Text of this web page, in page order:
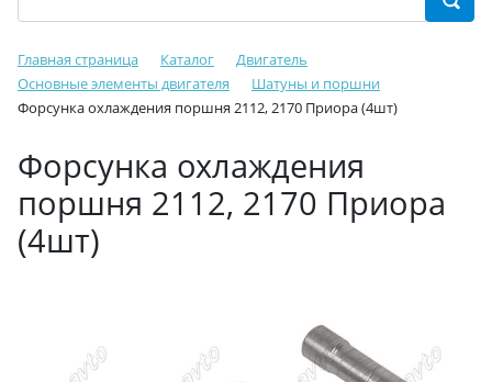
Главная страница Каталог
Двигатель
Основные элементы двигателя
Шатуны и поршни
Форсунка охлаждения поршня 2112, 2170 Приора (4шт)
Форсунка охлаждения
поршня 2112, 2170 Приора
(4шт)